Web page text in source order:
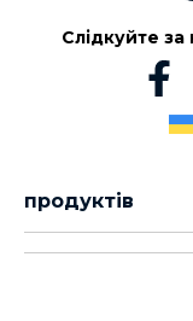
Слідкуйте
продуктів
cерія motorola razr